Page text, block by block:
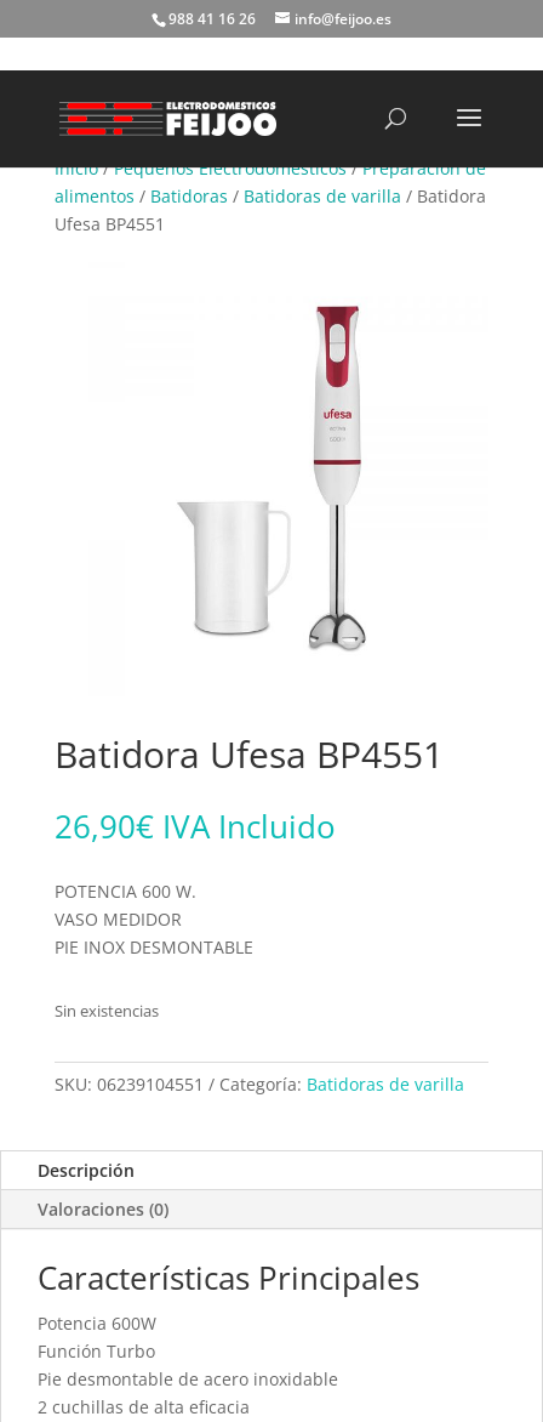
988 41 16 26 info@feijoo.es
Inicio/Pequeños Electrodomésticos/Preparación de
alimentos / Batidoras / Batidoras de varilla / Batidora
Ufesa BP4551
Batidora Ufesa BP4551
26,90€ IVA Incluido
POTENCIA 600 W.
VASO MEDIDOR
PIE INOX DESMONTABLE
Sin existencias
SKU: 06239104551 Categoría: Batidoras de varilla
Descripción
Valoraciones (0)
Características Principales
Potencia 600W
Función Turbo
Pie desmontable de acero inoxidable
2 cuchillas de alta eficacia